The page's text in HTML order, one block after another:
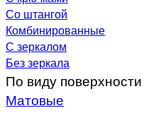
Со штангой
Комбинированные
С зеркалом
Без зеркала
По виду поверхности
Матовые